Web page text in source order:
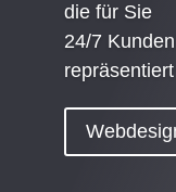
die für Sie
24/7
repräsentiert